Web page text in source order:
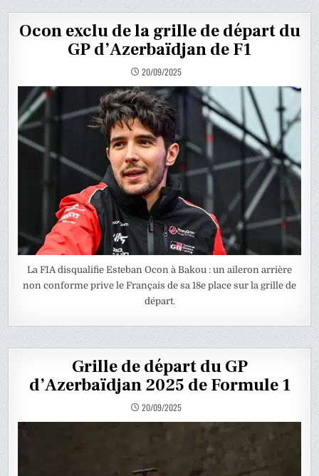
Ocon exclu de la grille de départ du
GP d’Azerbaïdjan de F1
20/09/2025
La FIA disqualifie Esteban Ocon à Bakou : un aileron arrière
non conforme prive le Français de sa 18e place sur la grille de
départ.
Grille de départ du GP
d’Azerbaïdjan 2025 de Formule 1
20/09/2025